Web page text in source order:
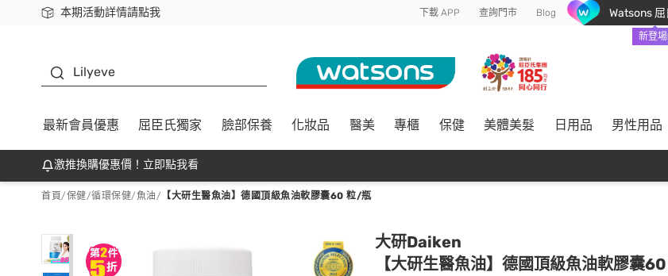
本期活動詳情請點我
下載app最高回饋$350 下載 APP 查詢門市 Blog Watsons
新登
Lilyeve
最新會員優惠 屈臣氏獨家 臉部保養 化妝品 醫美 專櫃 保健 美體美髮 日用品 男性用品
激推換購優惠價！立即點我看
首頁/保健/循環保健/ 魚油/ 【大研生醫魚油】德國頂級魚油軟膠囊60 粒/瓶
大研Daiken
【大研生醫魚油】德國頂級魚油軟膠囊